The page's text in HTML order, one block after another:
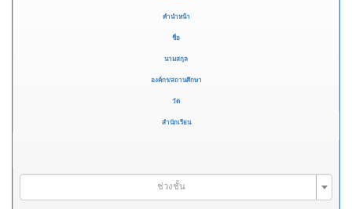
คำนำหน้า
ชื่อ
นามสกุล
องค์กร/สถานศึกษา
วัด
สำนักเรียน
ช่วงชั้น